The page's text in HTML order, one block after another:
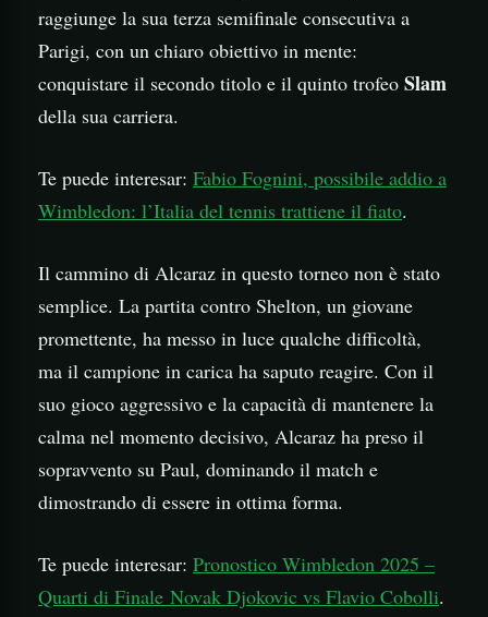
raggiunge la sua terza semifinale consecutiva a
Parigi, con un chiaro obiettivo in mente:
conquistare il secondo titolo e il quinto trofeo Slam
della sua carriera.
Te puede interesar: Fabio Fognini, possibile addio a
Wimbledon: l’Italia del tennis trattiene il fiato.
Il cammino di Alcaraz in questo torneo non è stato
semplice. La partita contro Shelton, un giovane
promettente, ha messo in luce qualche difficoltà,
ma il campione in carica ha saputo reagire. Con il
suo gioco aggressivo e la capacità di mantenere la
calma nel momento decisivo, Alcaraz ha preso il
sopravvento su Paul, dominando il match e
dimostrando di essere in ottima forma.
Te puede interesar: Pronostico Wimbledon 2025 –
Quarti di Finale Novak Djokovic vs Flavio Cobolli.